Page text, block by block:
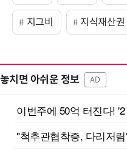
지그비 지식재산권
놓치면 아쉬운 정보 AD